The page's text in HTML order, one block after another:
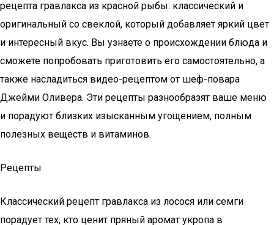
рецепта гравлакса из красной рыбы: классический и
оригинальный со свеклой, который добавляет яркий цвет
и интересный вкус. Вы узнаете о происхождении блюда и
сможете попробовать приготовить его самостоятельно, а
также насладиться видео-рецептом от шеф-повара
Джейми Оливера. Эти рецепты разнообразят ваше меню
и порадуют близких изысканным угощением, полным
полезных веществ и витаминов.
Рецепты
Классический рецепт гравлакса из лосося или семги
порадует тех, кто ценит пряный аромат укропа в